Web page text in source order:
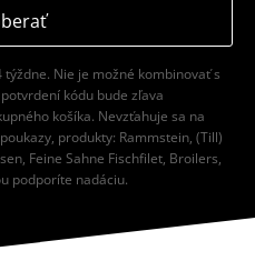
Nie je možné kombinovať s
kódu bude zľava
košíka. Nevzťahuje sa na
produkty: Rammstein, (Till)
Feine Sahne Fischfilet, Broilers,
podporíte nadáciu.